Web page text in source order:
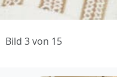
Bild 3 von 15